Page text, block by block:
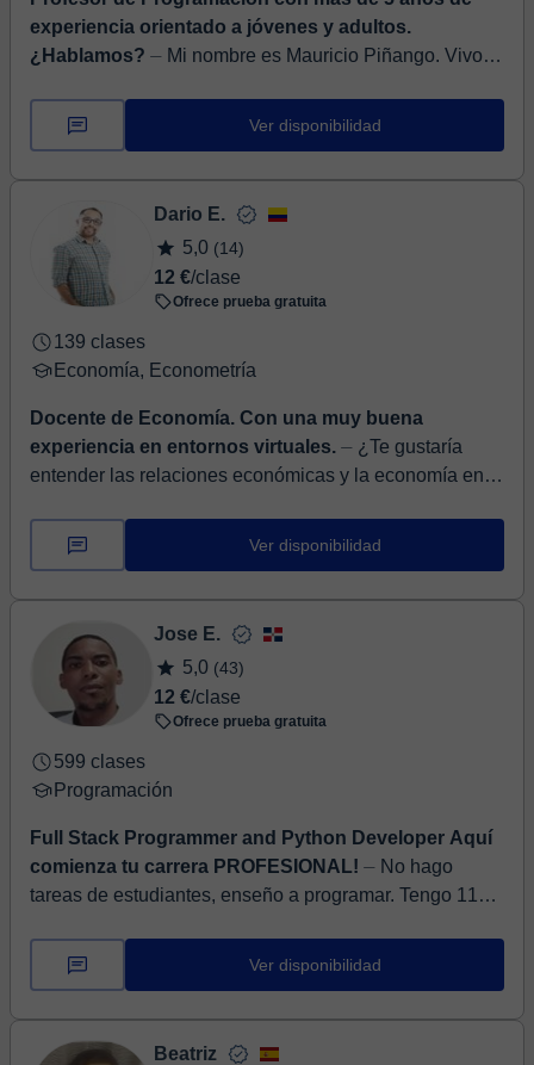
experiencia orientado a jóvenes y adultos.
¿Hablamos? ⏤ Mi nombre es Mauricio Piñango. Vivo
me apasionan como lo son la programación y el
desarrollo web. ...
Ver disponibilidad
Dario E.
5,0 (14)
12 €/clase
Ofrece prueba gratuita
139 clases
Economía, Econometría
Docente de Economía. Con una muy buena
experiencia en entornos virtuales. ⏤ ¿Te gustaría
entender las relaciones económicas y la economía en
Ver disponibilidad
Jose E.
5,0 (43)
12 €/clase
Ofrece prueba gratuita
599 clases
Programación
Full Stack Programmer and Python Developer Aquí
comienza tu carrera PROFESIONAL! ⏤ No hago
tareas de estudiantes, enseño a programar. Tengo 11
HTML, CSS y JavaScript. Soy graduado t...
Ver disponibilidad
Beatriz